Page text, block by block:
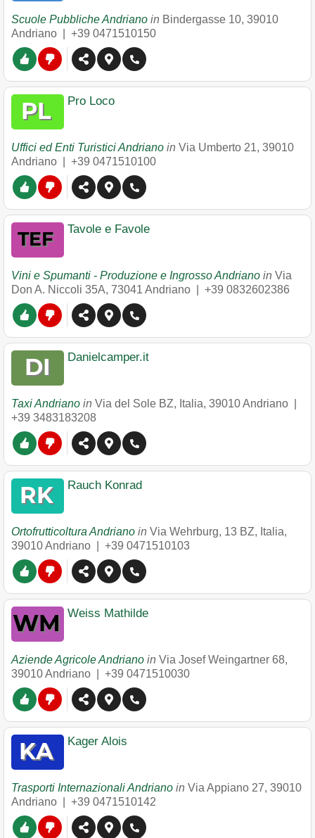
Scuole Pubbliche Andriano in Bindergasse 10, 39010
Andriano
+39 0471510150
Pro Loco
Uffici ed Enti Turistici Andriano in Via Umberto 21, 39010
Andriano
+39 0471510100
Tavole e Favole
Vini e Spumanti - Produzione e Ingrosso Andriano in Via
Don A. Niccoli 35A, 73041 Andriano +39 0832602386
Danielcamper.it
Taxi Andriano in Via del Sole BZ, Italia, 39010Andriano
+39 3483183208
Rauch Konrad
Ortofrutticoltura Andriano in Via Wehrburg, 13 BZ, Italia,
39010Andriano +39 0471510103
Weiss Mathilde
Aziende Agricole Andriano in Via Josef Weingartner 68,
39010Andriano +39 0471510030
Kager Alois
Trasporti Internazionali Andriano in Via Appiano 27, 39010
Andriano
+39 0471510142